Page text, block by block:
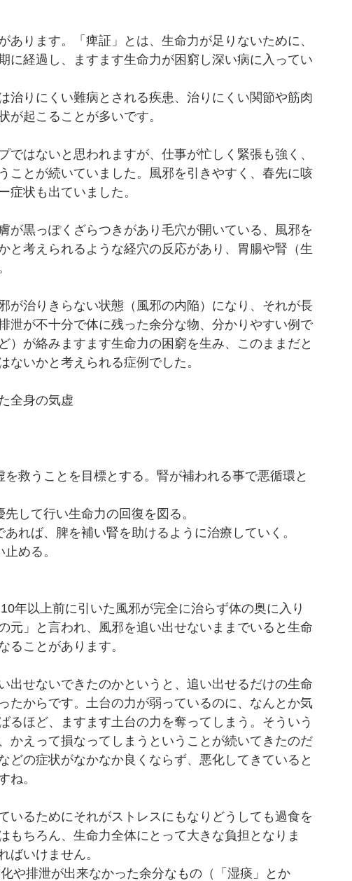
ります。「痺証」とは、生命力が足りないために、
に経過し、ますます生命力が困窮し深い病に入ってい
りにくい難病とされる疾患、治りにくい関節や筋肉
が起こることが多いです。
はないと思われますが、仕事が忙しく緊張も強く、
ことが続いていました。風邪を引きやすく、春先に咳
症状も出ていました。
黒っぽくざらつきがあり毛穴が開いている、風邪を
と考えられるような経穴の反応があり、胃腸や腎（生
。
治りきらない状態（風邪の内陥）になり、それが長
泄が不十分で体に残った余分な物、分かりやすい例で
）が絡みますます生命力の困窮を生み、このままだと
ないかと考えられる症例でした。
全身の気虚
救うことを目標とする。腎が補われる事で悪循環と
して行い生命力の回復を図る。
れば、脾を補い腎を助けるように治療していく。
める。
年以上前に引いた風邪が完全に治らず体の奥に入り
元」と言われ、風邪を追い出せないままでいると生命
ることがあります。
せないできたのかというと、追い出せるだけの生命
たからです。土台の力が弱っているのに、なんとか気
るほど、ますます土台の力を奪ってしまう。そういう
かえって損なってしまうということが続いてきたのだ
どの症状がなかなか良くならず、悪化してきていると
ね。
るためにそれがストレスにもなりどうしても過食を
もちろん、生命力全体にとって大きな負担となりま
ばいけません。
や排泄が出来なかった余分なもの（「湿痰」とか